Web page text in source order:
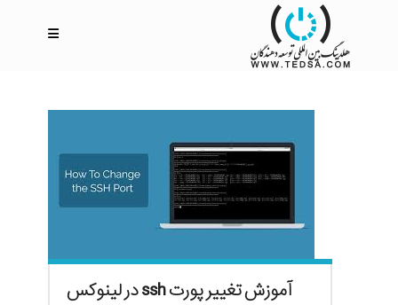
آموزش تغییر پورت ssh در لینوکس